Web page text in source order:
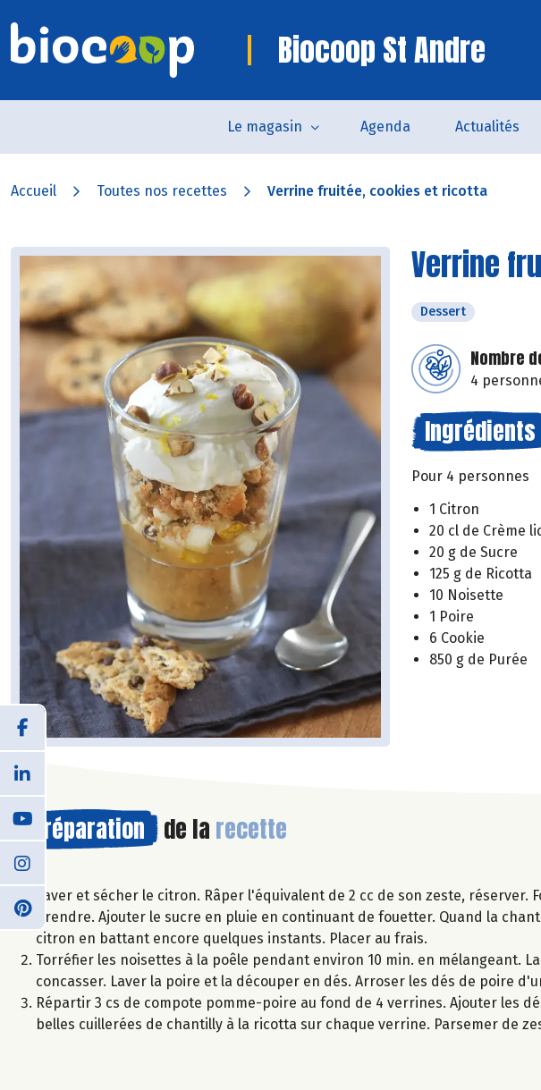
Biocoop St Andre
Le magasin Agenda Actualités
Accueil Toutes nos recettes Verrine fruitée, cookies et ricotta
Verrine
Dessert
Nombre
4
Ingrédients
Pour 4 personnes
1 Citron
20 cl de Crème
20 g de Sucre
125 g de Ricotta
10 Noisette
1 Poire
6 Cookie
850 g de Purée
Préparation de la recette
Laver et sécher le citron. Râper l'équivalent de 2 cc de son zeste,
prendre. Ajouter le sucre en pluie en continuant de fouetter. Quand la
citron en battant encore quelques instants. Placer au frais.
Torréfier les noisettes à la poêle pendant environ 10 min. en mélangeant.
concasser. Laver la poire et la découper en dés. Arroser les dés de poire
Répartir 3 cs de compote pomme-poire au fond de 4 verrines. Ajouter les
belles cuillerées de chantilly à la ricotta sur chaque verrine. Parsemer de